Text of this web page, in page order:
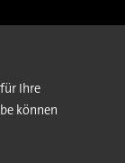
Ihre
können